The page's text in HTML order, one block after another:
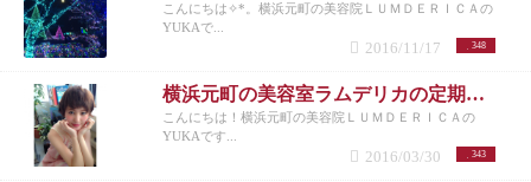
こんにちは✧*。横浜元町の美容院ＬＵＭＤＥＲＩＣＡの
YUKAで...
348
2016/11/17
横浜元町の美容室ラムデリカの定期撮影会ーー！
こんにちは！横浜元町の美容院ＬＵＭＤＥＲＩＣＡの
YUKAです...
343
2016/03/30